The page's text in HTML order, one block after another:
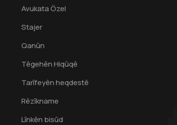
Avukata Özel
Stajer
Qanûn
Têgehên Hiqûqê
Tarîfeyên heqdestê
Rêzîkname
Lînkên bisûd